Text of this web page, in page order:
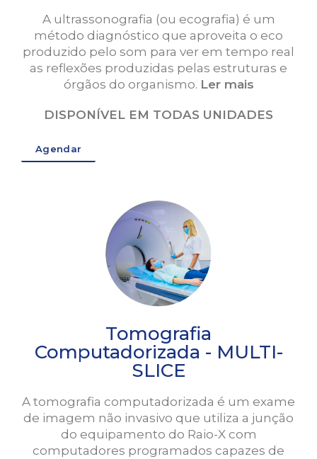
A ultrassonografia (ou ecografia) é um
método diagnóstico que aproveita o eco
produzido pelo som para ver em tempo real
as reflexões produzidas pelas estruturas e
órgãos do organismo. Ler mais
DISPONÍVEL EM TODAS UNIDADES
Agendar
Tomografia
Computadorizada - MULTI-
SLICE
A tomografia computadorizada é um exame
de imagem não invasivo que utiliza a junção
do equipamento do Raio-X com
computadores programados capazes de